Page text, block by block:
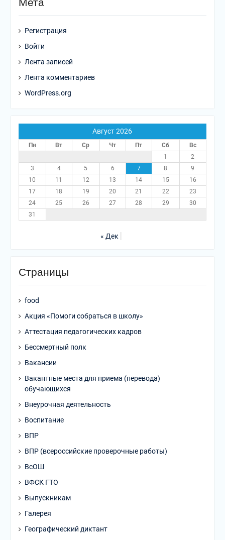
Регистрация
Войти
Лента записей
Лента комментариев
WordPress.org
Август 2026
Пн Вт Ср Чт Пт Сб
Вс
1
2
3
4 5 6 7 8
9
10
11 12 13 14 15
16
17
18 19 20 21 22
23
24
25 26 27 28 29
30
31
« Дек
Страницы
food
Акция «Помоги собраться в школу»
Аттестация педагогических кадров
Бессмертный полк
Вакансии
Вакантные места для приема (перевода)
обучающихся
Внеурочная деятельность
Воспитание
ВПР
ВПР (всероссийские проверочные работы)
ВсОШ
ВФСК ГТО
Выпускникам
Галерея
Географический диктант